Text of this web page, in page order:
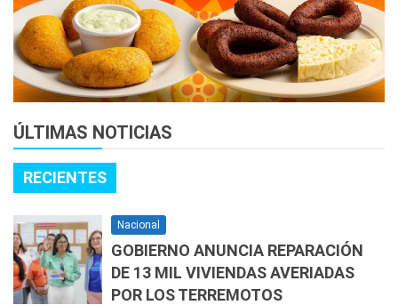
ÚLTIMAS NOTICIAS
RECIENTES
Nacional
GOBIERNO ANUNCIA REPARACIÓN
DE 13 MIL VIVIENDAS AVERIADAS
POR LOS TERREMOTOS